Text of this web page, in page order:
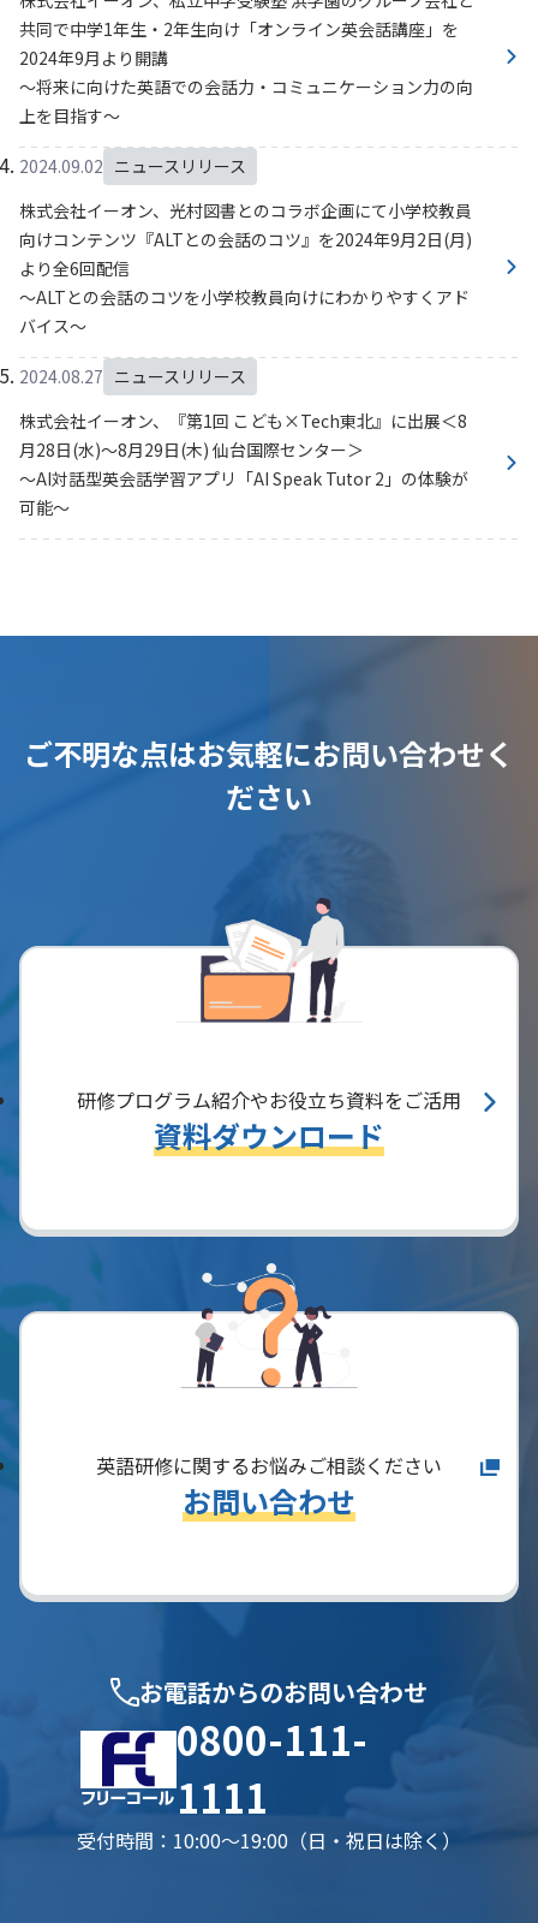
共同で中学1年生・2年生向け「オンライン英会話講座」を
2024年9月より開講
～将来に向けた英語での会話力・コミュニケーション力の向
上を目指す～
2024.09.02 ニュースリリース
株式会社イーオン、光村図書とのコラボ企画にて小学校教員
向けコンテンツ『ALTとの会話のコツ』を2024年9月2日(月)
より全6回配信
～ALTとの会話のコツを小学校教員向けにわかりやすくアド
バイス～
2024.08.27 ニュースリリース
株式会社イーオン、『第1回 こども×Tech東北』に出展＜8
月28日(水)～8月29日(木) 仙台国際センター＞
～AI対話型英会話学習アプリ「AI Speak Tutor 2」の体験が
可能～
ご不明な点はお気軽にお問い合わせく
ださい
研修プログラム紹介やお役立ち資料をご活用
資料ダウンロード
英語研修に関するお悩みご相談ください
お問い合わせ
お電話からのお問い合わせ
0800-111-
1111
受付時間：10:00〜19:00（日・祝日は除く）